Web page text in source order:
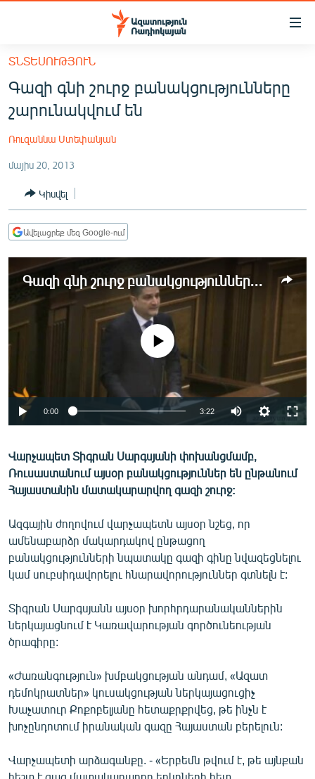
Մատչելիության
հիմնական
բովանդակությանը
հիմնական
մենյուին
ՀԱՅԱՍՏԱՆ
ՔԱՂԱՔԱԿԱՆ
ԸՆՏՐՈՒԹՅՈՒՆՆԵՐ 2026
ԻՐԱՎՈՒՆՔ
ՀԱՍԱՐԱԿՈՒԹՅՈՒՆ
ՏՆՏԵՍՈՒԹՅՈՒՆ
ՊԱՏԵՐԱԶՄԻ 6 ՇԱԲԱԹՆԵՐԸ
ՏԱՐԱԾԱՇՐՋԱՆ
ՄԻՋԱԶԳԱՅԻՆ
ՄԵԿՆԱԲԱՆՈՒԹՅՈՒՆ
ՏՏ ԵՒ ԻՆՏԵՐՆԵՏ
ԿՈՐՈՆԱՎԻՐՈՒՍ
ԱՐԽԻՎ
ԲԱՆԱՎԵՃ
ՁԳՏԵԼՈՎ ԼԱՎԱԳՈՒՅՆԻՆ
ՓՈԴՔԱՍԹ
Հայերեն
English
ՀԵՏԵՎԵՔ ՄԵԶ
ՏՆՏԵՍՈՒԹՅՈՒՆ
Գազի գնի շուրջ բանակցությունները
շարունակվում են
Ռուզաննա Ստեփանյան
մայիս 20, 2013
Կիսվել
Ավելացրեք մեզ Google-ում
Գազի գնի շուրջ բանակցությունները շարունակվում են
No media source currently available
0:00 3:22
Վարչապետ Տիգրան Սարգսյանի փոխանցմամբ,
Ռուսաստանում այսօր բանակցություններ են ընթանում
Հայաստանին մատակարարվող գազի շուրջ:
Ազգային ժողովում վարչապետն այսօր նշեց, որ
ամենաբարձր մակարդակով ընթացող
բանակցությունների նպատակը գազի գինը նվազեցնելու
կամ սուբսիդավորելու հնարավորություններ գտնելն է:
Տիգրան Սարգսյանն այսօր խորհրդարանականներին
ներկայացնում է Կառավարության գործունեության
ծրագիրը:
«Ժառանգություն» խմբակցության անդամ, «Ազատ
դեմոկրատներ» կուսակցության ներկայացուցիչ
Խաչատուր Քոքոբելյանը հետաքրքրվեց, թե ինչն է
խոչընդոտում իրանական գազը Հայաստան բերելուն:
Վարչապետի արձագանքը. - «Երբեմն թվում է, թե այնքան
հեշտ է գազ մատակարարող երկրների հետ